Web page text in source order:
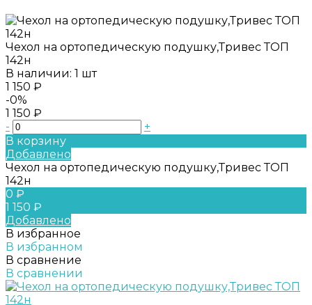
Чехол на ортопедическую подушку,Тривес ТОП
142н
В наличии: 1 шт
1 150 ₽
-0%
1 150 ₽
-
+
В корзину
Добавлено
Чехол на ортопедическую подушку,Тривес ТОП
142н
0 ₽
1 150 ₽
Добавлено
В избранное
В избранном
В сравнение
В сравнении